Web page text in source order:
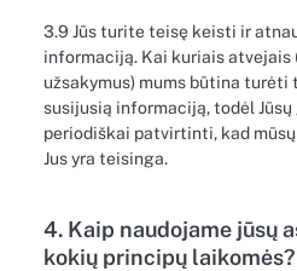
3.9 Jūs turite teisę keisti ir
informaciją. Kai kuriais atvejais
užsakymus) mums būtina turėti
susijusią informaciją, todėl
periodiškai patvirtinti, kad
Jus yra teisinga.
4. Kaip naudojame jūsų
kokių principų laikomės?